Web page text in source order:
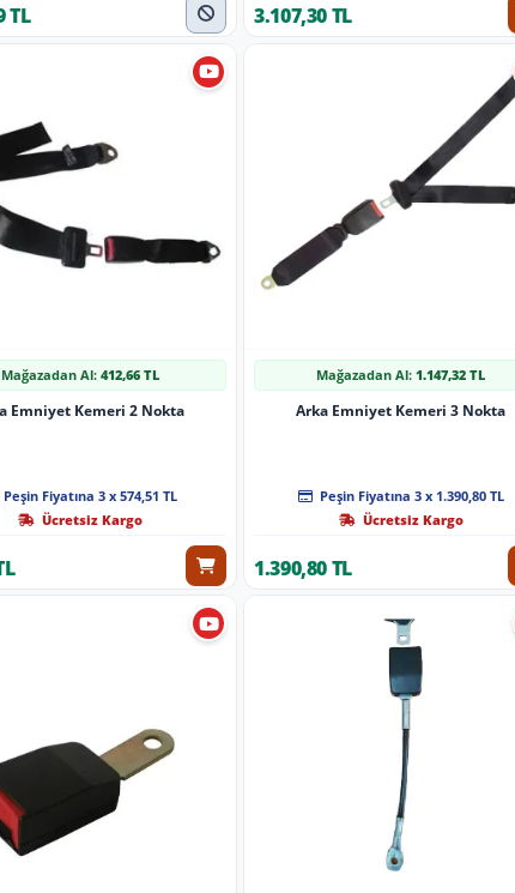
TL 3.107,30 TL
Mağazadan Al: 412,66 TL
Emniyet Kemeri 2 Nokta
Peşin Fiyatına 3 x 574,51 TL
Ücretsiz Kargo
Mağazadan Al:1.147,32 TL
Arka Emniyet Kemeri 3 Nokta
Peşin Fiyatına 3 x 1.390,80 TL
Ücretsiz Kargo
1.390,80 TL